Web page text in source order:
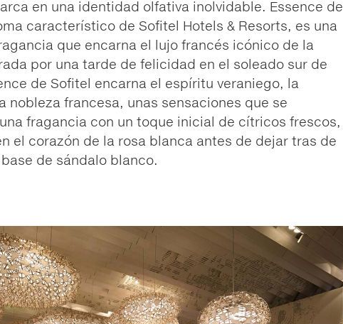
en una identidad olfativa inolvidable. Essence de
característico de Sofitel Hotels & Resorts, es una
que encarna el lujo francés icónico de la
por una tarde de felicidad en el soleado sur de
de Sofitel encarna el espíritu veraniego, la
nobleza francesa, unas sensaciones que se
fragancia con un toque inicial de cítricos frescos,
el corazón de la rosa blanca antes de dejar tras de
de sándalo blanco.